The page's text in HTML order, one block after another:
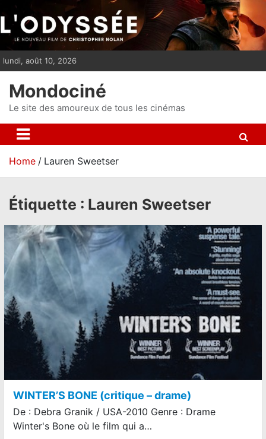
i
p
n
t
lundi, août 10, 2026
Mondociné
Le site des amoureux de tous les cinémas
Home Lauren Sweetser
Étiquette : Lauren Sweetser
WINTER’S BONE (critique – drame)
De : Debra Granik / USA-2010 Genre : Drame
Winter's Bone où le film qui a…